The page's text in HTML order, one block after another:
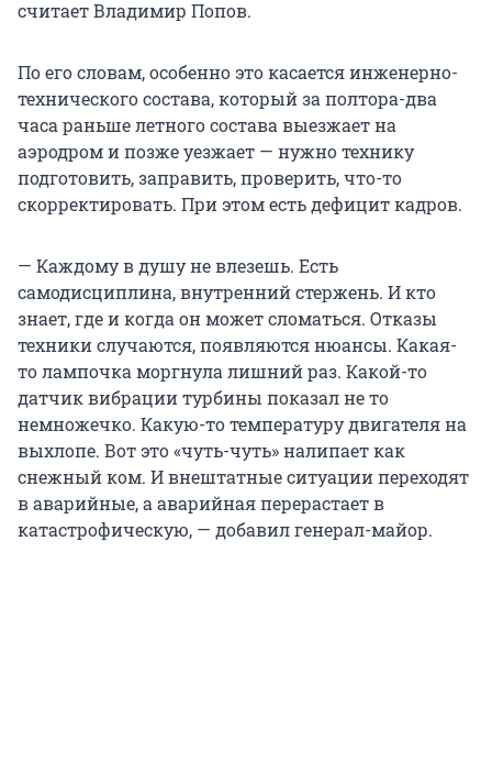
считает Владимир Попов.
По его словам, особенно это касается инженерно-
технического состава, который за полтора-два
часа раньше летного состава выезжает на
аэродром и позже уезжает — нужно технику
подготовить, заправить, проверить, что-то
скорректировать. При этом есть дефицит кадров.
— Каждому в душу не влезешь. Есть
самодисциплина, внутренний стержень. И кто
знает, где и когда он может сломаться. Отказы
техники случаются, появляются нюансы. Какая-
то лампочка моргнула лишний раз. Какой-то
датчик вибрации турбины показал не то
немножечко. Какую-то температуру двигателя на
выхлопе. Вот это «чуть-чуть» налипает как
снежный ком. И внештатные ситуации переходят
в аварийные, а аварийная перерастает в
катастрофическую, — добавил генерал-майор.